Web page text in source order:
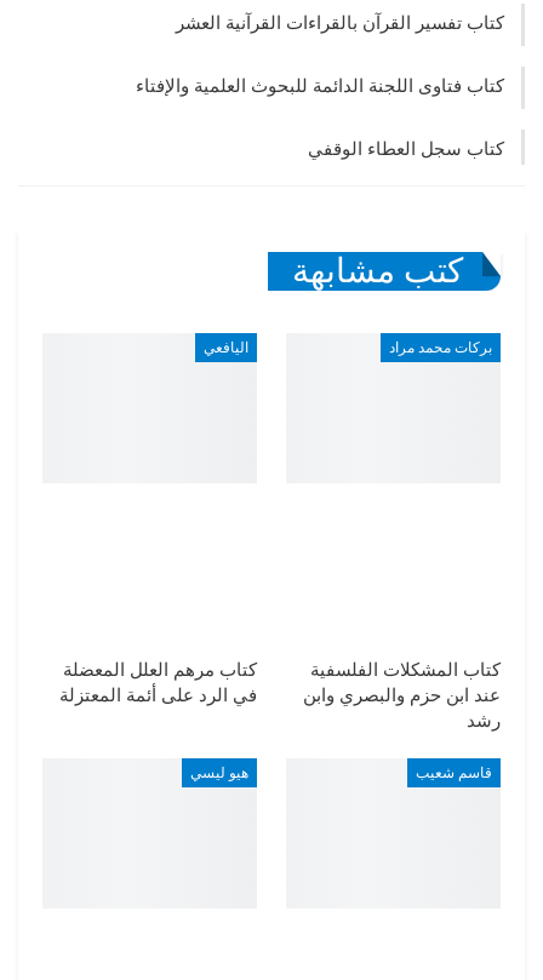
كتاب تفسير القرآن بالقراءات القرآنية العشر
كتاب فتاوى اللجنة الدائمة للبحوث العلمية والإفتاء
كتاب سجل العطاء الوقفي
كتب مشابهة
بركات محمد مراد
كتاب المشكلات الفلسفية
عند ابن حزم والبصري وابن
رشد
اليافعي
كتاب مرهم العلل المعضلة
في الرد على أئمة المعتزلة
قاسم شعيب هيو ليسي